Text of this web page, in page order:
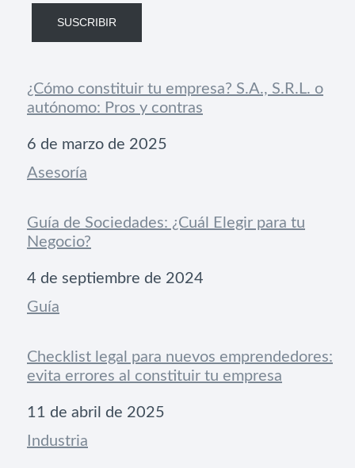
SUSCRIBIR
¿Cómo constituir tu empresa? S.A., S.R.L. o
autónomo: Pros y contras
Fecha
6 de marzo de 2025
Respecto a
Asesoría
Guía de Sociedades: ¿Cuál Elegir para tu
Negocio?
Fecha
4 de septiembre de 2024
Respecto a
Guía
Checklist legal para nuevos emprendedores:
evita errores al constituir tu empresa
Fecha
11 de abril de 2025
Respecto a
Industria